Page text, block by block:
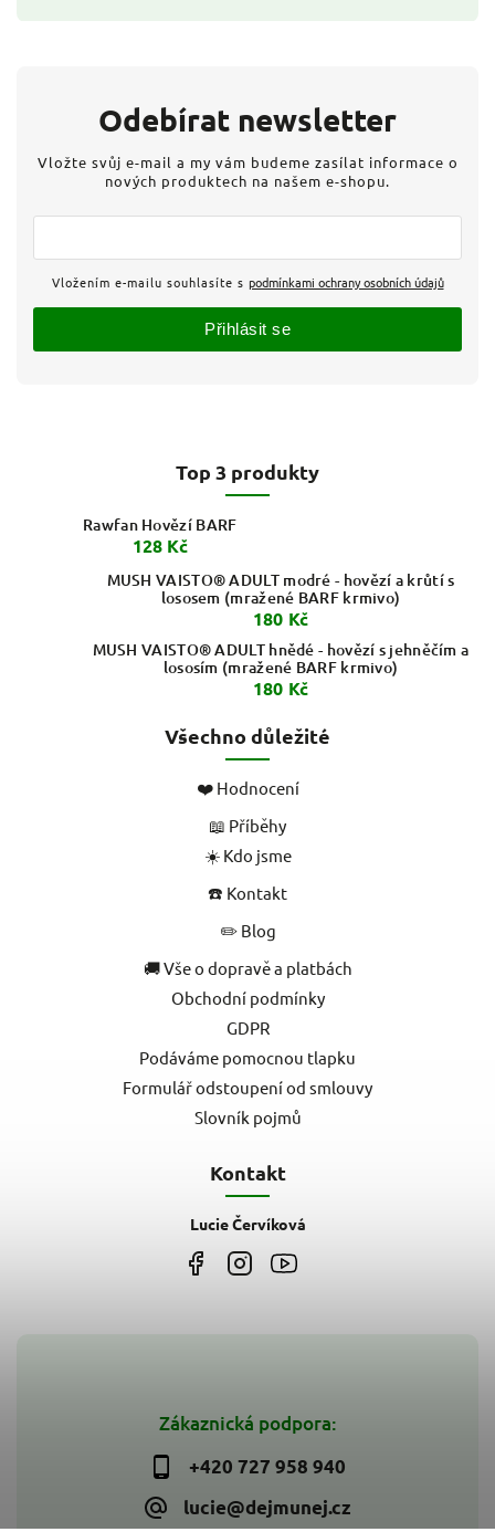
Zákaznická podpora:
+420 727 958 940
lucie@dejmunej.cz
Top 3 produkty
Rawfan Hovězí BARF
128 Kč
MUSH VAISTO® ADULT modré - hovězí a krůtí s
lososem (mražené BARF krmivo)
180 Kč
MUSH VAISTO® ADULT hnědé - hovězí s jehněčím a
lososím (mražené BARF krmivo)
180 Kč
Všechno důležité
❤️ Hodnocení
📖 Příběhy
☀️ Kdo jsme
☎️ Kontakt
✏️ Blog
🚚 Vše o dopravě a platbách
Obchodní podmínky
GDPR
Podáváme pomocnou tlapku
Formulář odstoupení od smlouvy
Slovník pojmů
Kontakt
Lucie Červíková
Odebírat newsletter
Vložte svůj e-mail a my vám budeme zasílat informace o
nových produktech na našem e-shopu.
Vložením e-mailu souhlasíte s podmínkami ochrany osobních údajů
Přihlásit se